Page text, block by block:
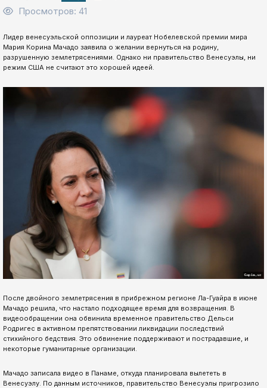
Просмотров: 41
Лидер венесуэльской оппозиции и лауреат Нобелевской премии мира
Мария Корина Мачадо заявила о желании вернуться на родину,
разрушенную землетрясениями. Однако ни правительство Венесуэлы, ни
режим США не считают это хорошей идеей.
После двойного землетрясения в прибрежном регионе Ла-Гуайра в июне
Мачадо решила, что настало подходящее время для возвращения. В
видеообращении она обвинила временное правительство Дельси
Родригес в активном препятствовании ликвидации последствий
стихийного бедствия. Это обвинение поддерживают и пострадавшие, и
некоторые гуманитарные организации.
Мачадо записала видео в Панаме, откуда планировала вылететь в
Венесуэлу. По данным источников, правительство Венесуэлы пригрозило